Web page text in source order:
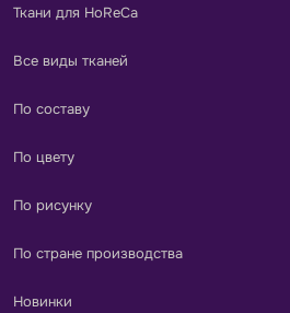
Ткани для HoReCa
Все виды тканей
По составу
По цвету
По рисунку
По стране производства
Новинки